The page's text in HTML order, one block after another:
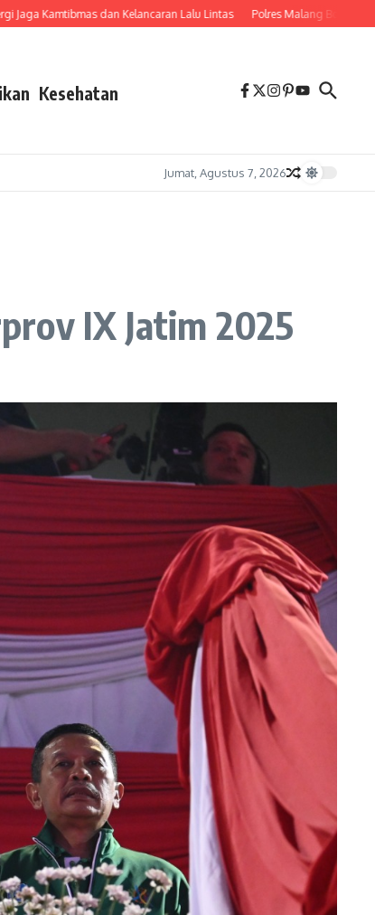
dan Kelancaran Lalu Lintas Polres Malang Bongkar Komplotan
Kesehatan
Jumat, Agustus 7, 2026
IX Jatim 2025